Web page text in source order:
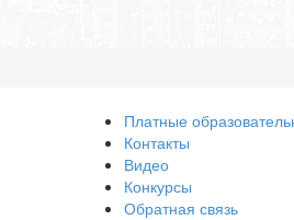
Платные
Контакты
Видео
Конкурсы
Обратная связь